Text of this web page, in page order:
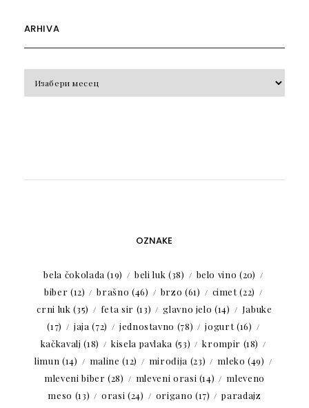
ARHIVA
OZNAKE
bela čokolada (19) beli luk (38) belo vino (20)
biber (12) brašno (46) brzo (61) cimet(22)
crni luk (35) feta sir (13) glavno jelo (14)
Jabuke
(17)
jaja (72) jednostavno (78) jogurt(16)
kačkavalj (18) kisela pavlaka (53) krompir (18)
limun (14) maline (12) mirođija (23) mleko (49)
mleveni biber (28) mleveni orasi (14)
mleveno
meso (13) orasi (24) origano (17)
paradajz